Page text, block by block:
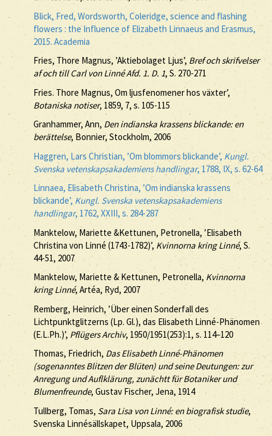
Blick, Fred, Wordsworth, Coleridge, science and flashing
flowers : the Influence of Elizabeth Linnaeus and Erasmus,
2015. Academia
Fries, Thore Magnus, ’Aktiebolaget Ljus’, Bref och skrifvelser
af och till Carl von Linné Afd. 1. D. 1, S. 270-271
Fries. Thore Magnus, Om ljusfenomener hos växter’,
Botaniska notiser, 1859, 7, s. 105-115
Granhammer, Ann, Den indianska krassens blickande: en
berättelse, Bonnier, Stockholm, 2006
Haggren, Lars Christian, ’Om blommors blickande’, Kungl.
Svenska vetenskapsakademiens handlingar, 1788, IX, s. 62-64
Linnaea, Elisabeth Christina, ’Om indianska krassens
blickande’, Kungl. Svenska vetenskapsakademiens
handlingar, 1762, XXIII, s. 284-287
Manktelow, Mariette &Kettunen, Petronella, ’Elisabeth
Christina von Linné (1743-1782)’, Kvinnorna kring Linné, S.
44-51, 2007
Manktelow, Mariette & Kettunen, Petronella, Kvinnorna
kring Linné, Artéa, Ryd, 2007
Remberg, Heinrich, ’Über einen Sonderfall des
Lichtpunktglitzerns (Lp. Gl.), das Elisabeth Linné-Phänomen
(E.L.Ph.)’, Pflügers Archiv, 1950/1951(253):1, s. 114–120
Thomas, Friedrich,Das Elisabeth Linné-Phänomen
(sogenanntes Blitzen der Blüten) und seine Deutungen: zur
Anregung und Auflklärung, zunächtt für Botaniker und
Blumenfreunde, Gustav Fischer, Jena, 1914
Tullberg, Tomas, Sara Lisa von Linné: en biografisk studie,
Svenska Linnésällskapet, Uppsala, 2006